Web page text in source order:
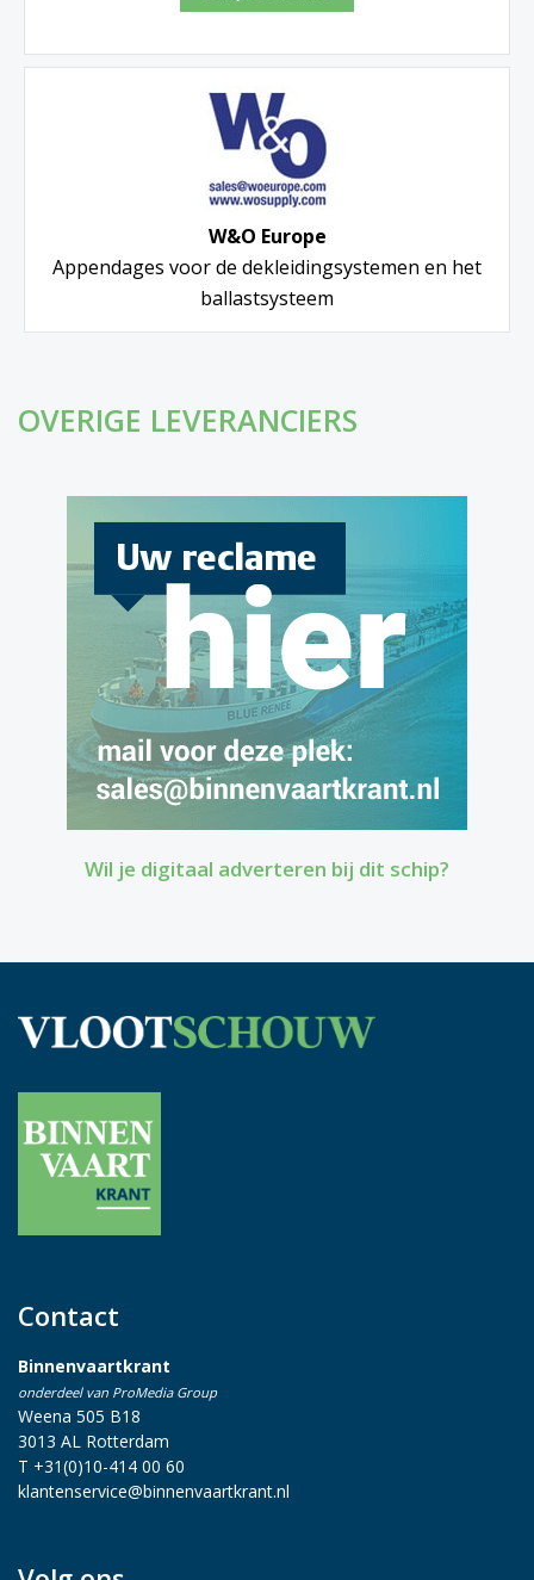
W&O Europe
Appendages voor de dekleidingsystemen en het
ballastsysteem
OVERIGE LEVERANCIERS
Wil je digitaal adverteren bij dit schip?
Contact
Binnenvaartkrant
onderdeel van ProMedia Group
Weena 505 B18
3013 AL Rotterdam
T +31(0)10-414 00 60
klantenservice@binnenvaartkrant.nl